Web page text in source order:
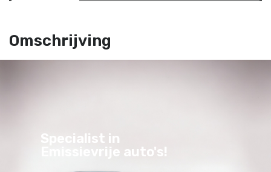
Omschrijving
Specialist in
Emissievrije auto's!